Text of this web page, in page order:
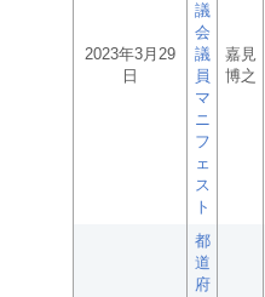
2023年3月29
日
議
会
議
員
マ
ニ
フ
ェ
ス
ト
嘉見
博之
都
道
府